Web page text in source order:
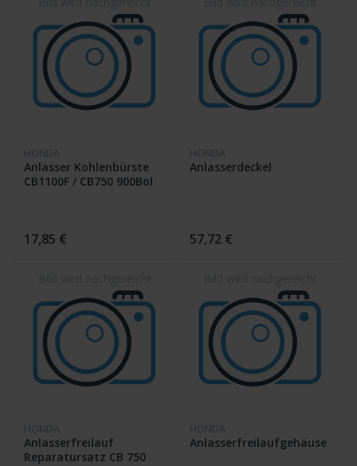
HONDA
Anlasser Kohlenbürste
CB1100F / CB750 900Bol
17,85 €
HONDA
Anlasserdeckel
57,72 €
HONDA
Anlasserfreilauf
Reparatursatz CB 750
HONDA
Anlasserfreilaufgehäuse